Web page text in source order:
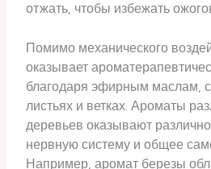
отжать, чтобы избежать
Помимо механического
оказывает
благодаря эфирным маслам,
листьях и ветках. Ароматы
деревьев оказывают
нервную систему и общее
Например, аромат березы